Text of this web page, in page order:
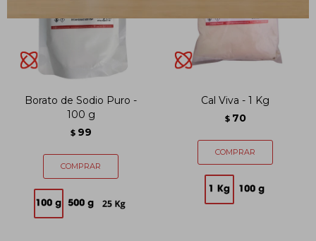
Borato de Sodio Puro -
100 g
$ 99
Cal Viva - 1 Kg
$ 70